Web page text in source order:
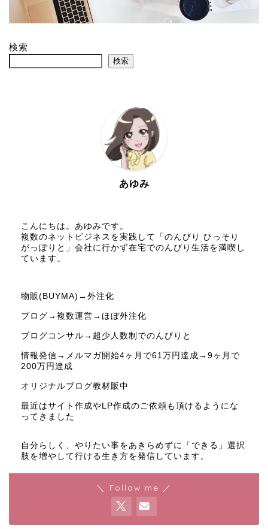
検索
検索
あゆみ
こんにちは。あゆみです。
複数のネットビジネスを実践して「のんびり ひっそり
がっぽりと」会社に行かず在宅でのんびり生活を満喫し
ています。
物販(BUYMA)→外注化
ブログ→複数運営→ほぼ外注化
ブログコンサル→超少人数制でのんびりと
情報発信→メルマガ開始4ヶ月で61万円達成→9ヶ月で
200万円達成
オリジナルブログ教材販中
最近はサイト作成やLP作成のご依頼も頂けるようにな
ってきました
自分らしく、やりたい事をあきらめずに「できる」選択
肢を増やして行ける生き方を発信しています。
＼ Follow me ／